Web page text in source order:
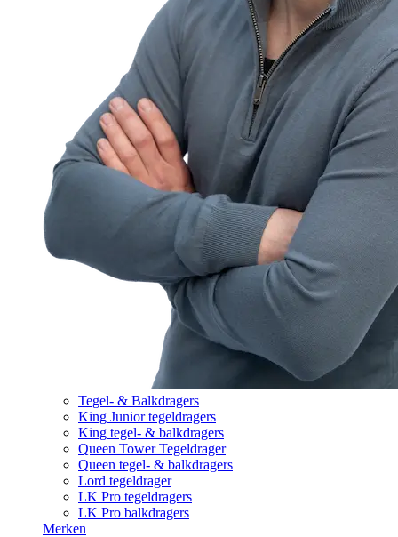
Tegel- & Balkdragers
King Junior tegeldragers
King tegel- & balkdragers
Queen Tower Tegeldrager
Queen tegel- & balkdragers
Lord tegeldrager
LK Pro tegeldragers
LK Pro balkdragers
Merken